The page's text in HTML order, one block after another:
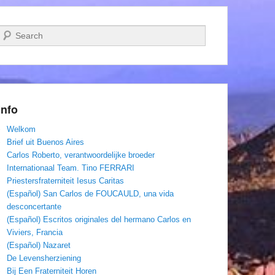
Zoeken
Welkom
Brief uit Buenos Aires
Carlos Roberto, verantwoordelijke broeder
Internationaal Team. Tino FERRARI
Priestersfraterniteit Iesus Caritas
(Español) San Carlos de FOUCAULD, una vida
desconcertante
(Español) Escritos originales del hermano Carlos en
Viviers, Francia
(Español) Nazaret
De Levensherziening
Bij Een Fraterniteit Horen